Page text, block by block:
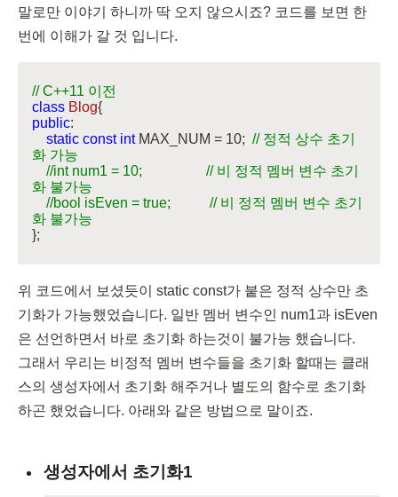
말로만 이야기 하니까 딱 오지 않으시죠? 코드를 보면 한
번에 이해가 갈 것 입니다.
// C++11 이전
class Blog
public:
static const int MAX_NUM = 10; // 정적 상수 초기
화 가능
//int num1 = 10;                  // 비 정적 멤버 변수 초기
화 불가능
//bool isEven = true;           // 비 정적 멤버 변수 초기
화 불가능
};
위 코드에서 보셨듯이 static const가 붙은 정적 상수만 초
기화가 가능했었습니다. 일반 멤버 변수인 num1과 isEven
은 선언하면서 바로 초기화 하는것이 불가능 했습니다.
그래서 우리는 비정적 멤버 변수들을 초기화 할때는 클래
스의 생성자에서 초기화 해주거나 별도의 함수로 초기화
하곤 했었습니다. 아래와 같은 방법으로 말이죠.
생성자에서 초기화1